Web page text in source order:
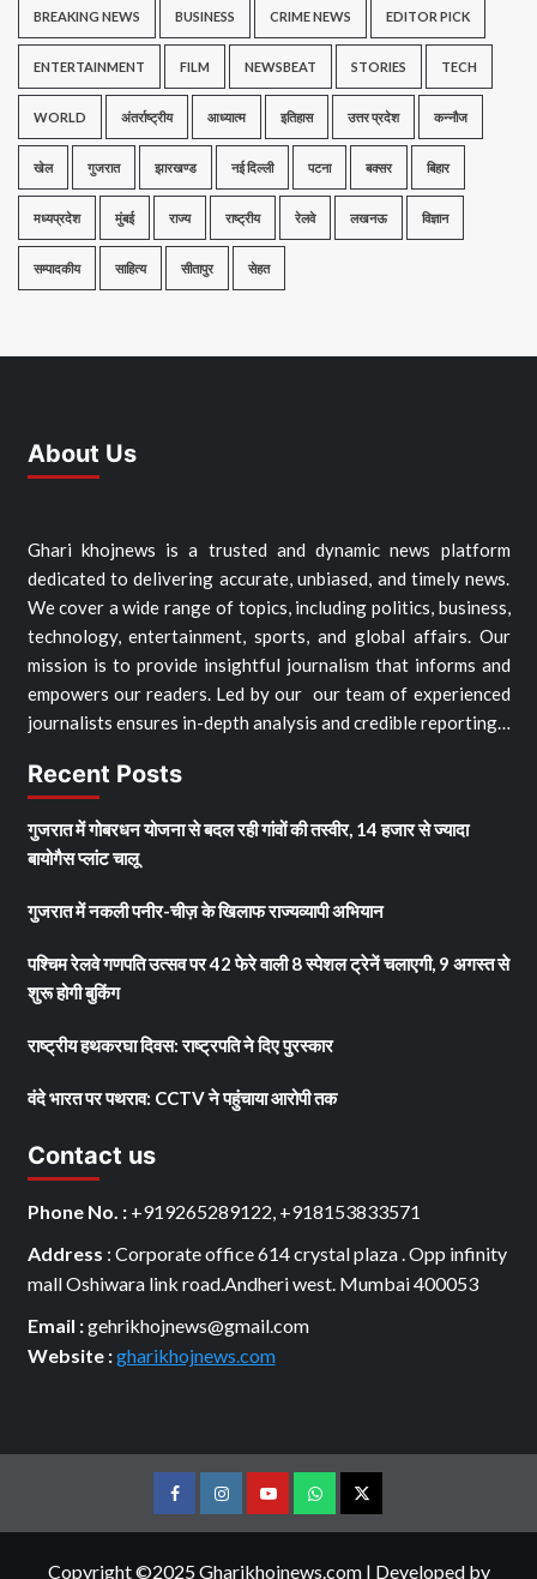
BREAKING NEWS BUSINESS CRIME NEWS EDITOR PICK
ENTERTAINMENT FILM NEWSBEAT STORIES TECH
WORLD अंतर्राष्ट्रीय आध्यात्म इतिहास उत्तर प्रदेश कन्नौज
खेल गुजरात झारखण्ड नई दिल्ली पटना बक्सर बिहार
मध्यप्रदेश मुंबई राज्य राष्ट्रीय रेलवे लखनऊ विज्ञान
सम्पादकीय साहित्य सीतापुर सेहत
About Us
Ghari khojnews is a trusted and dynamic news platform
dedicated to delivering accurate, unbiased, and timely news.
We cover a wide range of topics, including politics, business,
technology, entertainment, sports, and global affairs. Our
mission is to provide insightful journalism that informs and
empowers our readers. Led by our our team of experienced
journalists ensures in-depth analysis and credible reporting…
Recent Posts
गुजरात में गोबरधन योजना से बदल रही गांवों की तस्वीर, 14 हजार से ज्यादा
बायोगैस प्लांट चालू
गुजरात में नकली पनीर-चीज़ के खिलाफ राज्यव्यापी अभियान
पश्चिम रेलवे गणपति उत्सव पर 42 फेरे वाली 8 स्पेशल ट्रेनें चलाएगी, 9 अगस्त से
शुरू होगी बुकिंग
राष्ट्रीय हथकरघा दिवस: राष्ट्रपति ने दिए पुरस्कार
वंदे भारत पर पथराव: CCTV ने पहुंचाया आरोपी तक
Contact us
Phone No. : +919265289122, +918153833571
Address : Corporate office 614 crystal plaza . Opp infinity
mall Oshiwara link road.Andheri west. Mumbai 400053
Email :gehrikhojnews@gmail.com
Website :gharikhojnews.com
FacebookInstagramyoutubeWhatsTwitter
Copyright ©2025 Gharikhojnews.com | Developed by